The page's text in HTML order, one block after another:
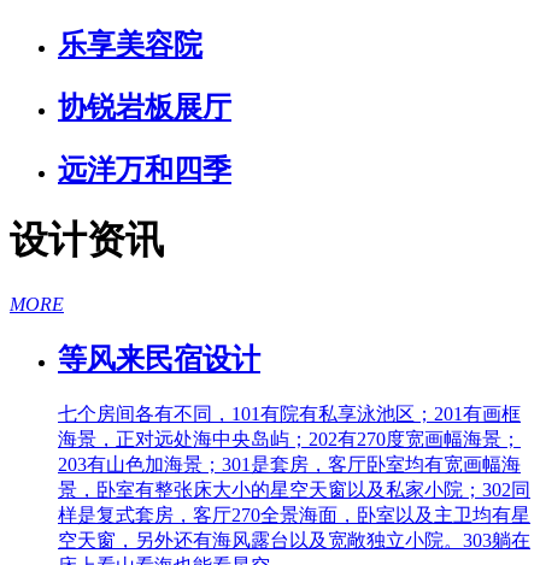
乐享美容院
协锐岩板展厅
远洋万和四季
设计资讯
MORE
等风来民宿设计
七个房间各有不同，101有院有私享泳池区；201有画框
海景，正对远处海中央岛屿；202有270度宽画幅海景；
203有山色加海景；301是套房，客厅卧室均有宽画幅海
景，卧室有整张床大小的星空天窗以及私家小院；302同
样是复式套房，客厅270全景海面，卧室以及主卫均有星
空天窗，另外还有海风露台以及宽敞独立小院。303躺在